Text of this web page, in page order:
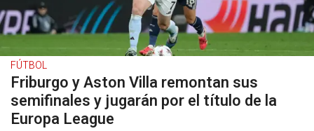
FÚTBOL
Friburgo y Aston Villa remontan sus
semifinales y jugarán por el título de la
Europa League